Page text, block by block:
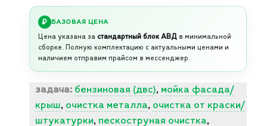
БАЗОВАЯ ЦЕНА
Цена указана за стандартный блок АВД в минимальной
сборке. Полную комплектацию с актуальными ценами и
наличием отправим прайсом в мессенджер.
задача: бензиновая (двс), мойка фасада/
крыш, очистка металла, очистка от краски/
штукатурки, пескоструная очистка,